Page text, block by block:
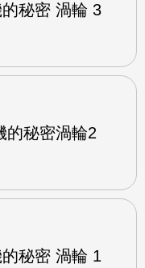
秘密 渦輪 3
的秘密渦輪2
秘密 渦輪 1